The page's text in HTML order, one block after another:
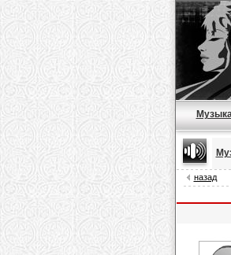
назад